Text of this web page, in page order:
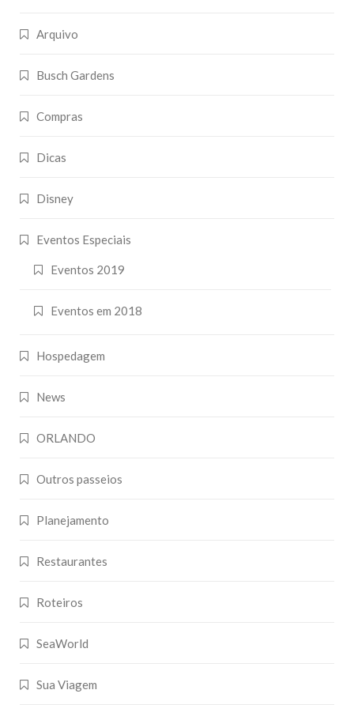
Arquivo
Busch Gardens
Compras
Dicas
Disney
Eventos Especiais
Eventos 2019
Eventos em 2018
Hospedagem
News
ORLANDO
Outros passeios
Planejamento
Restaurantes
Roteiros
SeaWorld
Sua Viagem